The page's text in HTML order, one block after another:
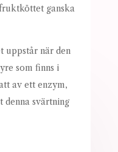
ganska
uppstår när den
som finns i
av ett enzym,
denna svärtning